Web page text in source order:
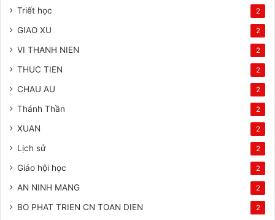
Triết học 2
GIAO XU 2
VI THANH NIEN 2
THUC TIEN 2
CHAU AU 2
Thánh Thần 2
XUAN 2
Lịch sử 2
Giáo hội học 2
AN NINH MANG 2
BO PHAT TRIEN CN TOAN DIEN 2